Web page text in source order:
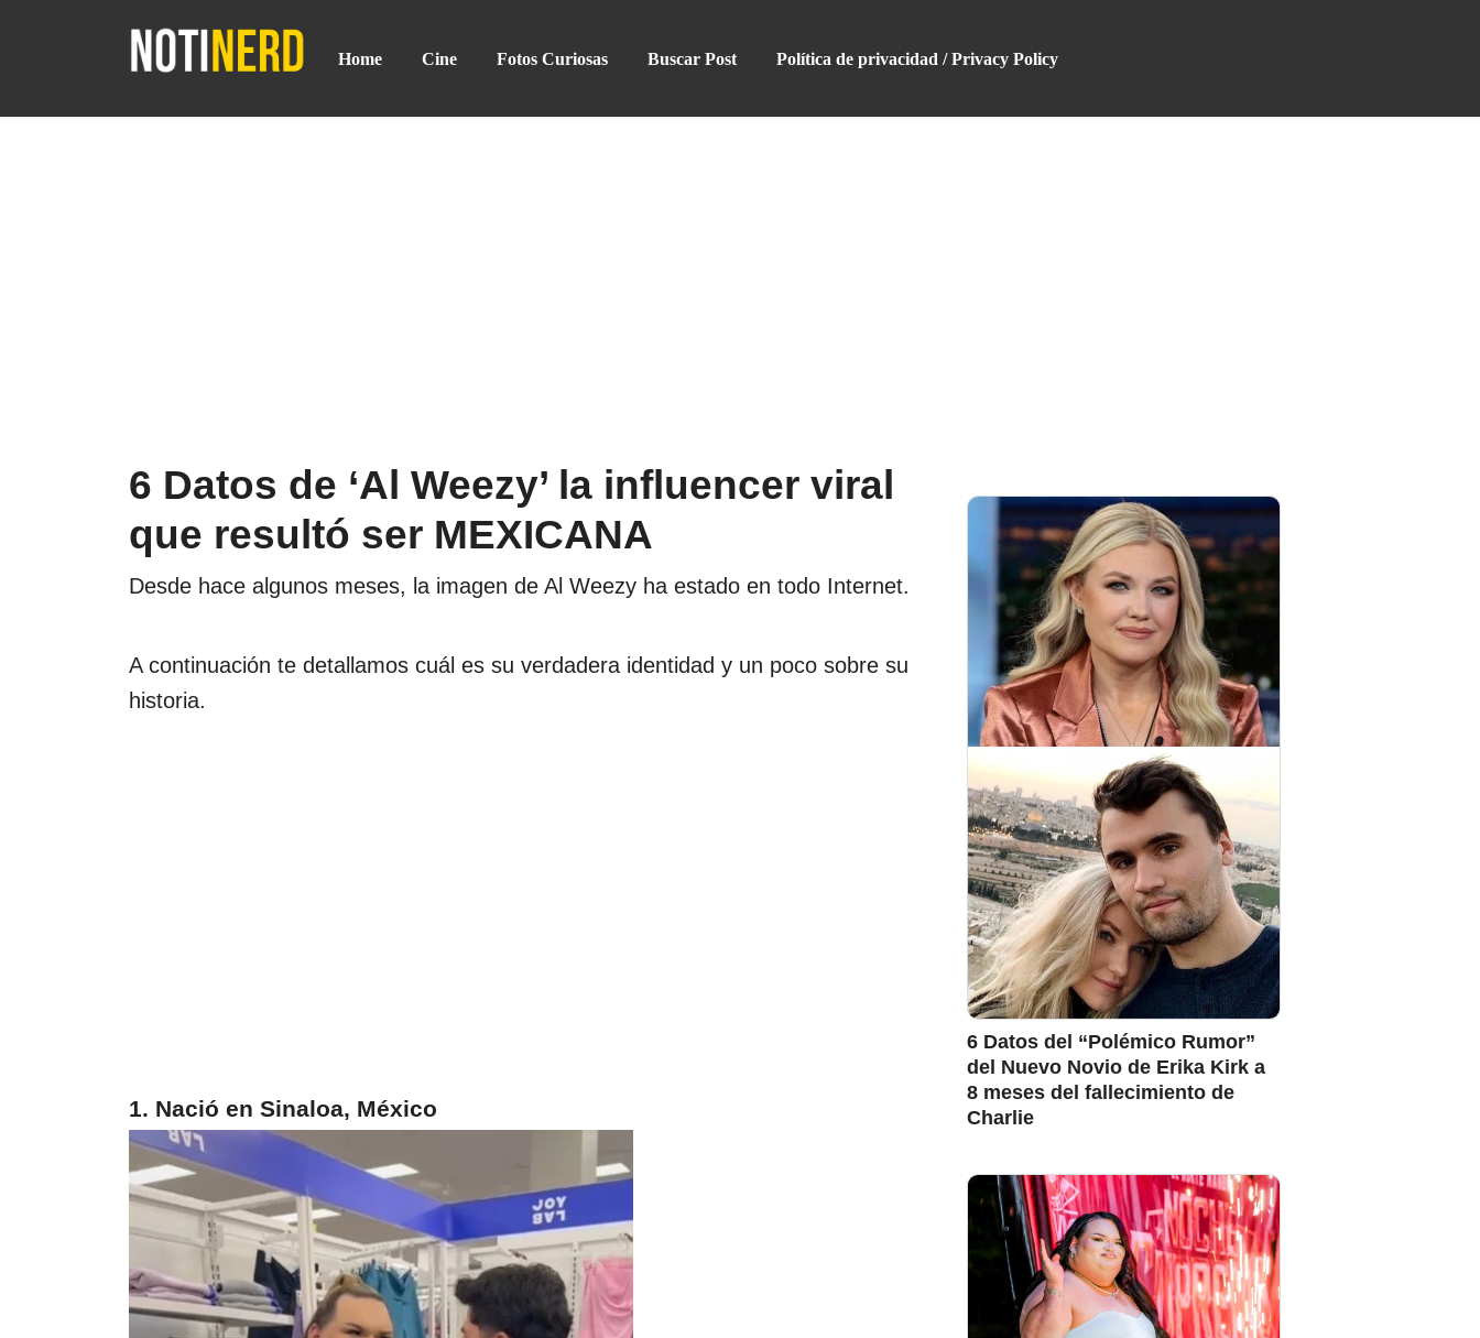
Home Cine Fotos Curiosas Buscar Post Política de privacidad / Privacy Policy
6 Datos de ‘Al Weezy’ la influencer viral
que resultó ser MEXICANA
Desde hace algunos meses, la imagen de Al Weezy ha estado en todo Internet.
A continuación te detallamos cuál es su verdadera identidad y un poco sobre su
historia.
1. Nació en Sinaloa, México
6 Datos del “Polémico Rumor”
del Nuevo Novio de Erika Kirk a
8 meses del fallecimiento de
Charlie